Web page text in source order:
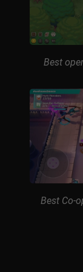
Best
Best Co-